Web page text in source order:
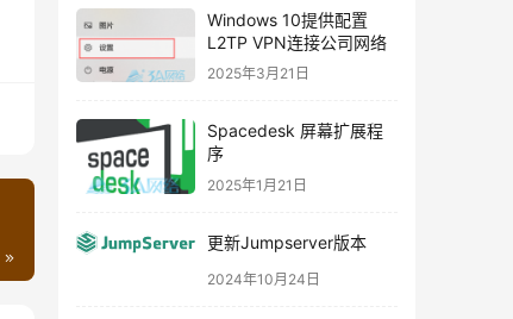
Windows 10提供配置
L2TP VPN连接公司网络
2025年3月21日
Spacedesk 屏幕扩展程
序
2025年1月21日
更新Jumpserver版本
2024年10月24日